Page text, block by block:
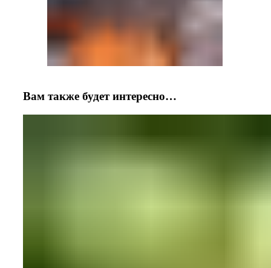
Вам также будет интересно…